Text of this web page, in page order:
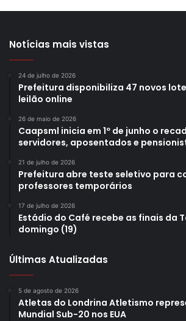
Notícias mais vistas
24 de julho de 2026
Prefeitura disponibiliza 47 novos
leilão online
26 de maio de 2026
Caapsml inicia em 1º de junho o
servidores, aposentados e
21 de julho de 2026
Prefeitura abre teste seletivo para
professores temporários
17 de julho de 2026
Estádio do Café recebe as finais da
domingo (19)
Últimas Atualizadas
5 de agosto de 2026
Atletas do Londrina Atletismo
Mundial Sub-20 nos EUA